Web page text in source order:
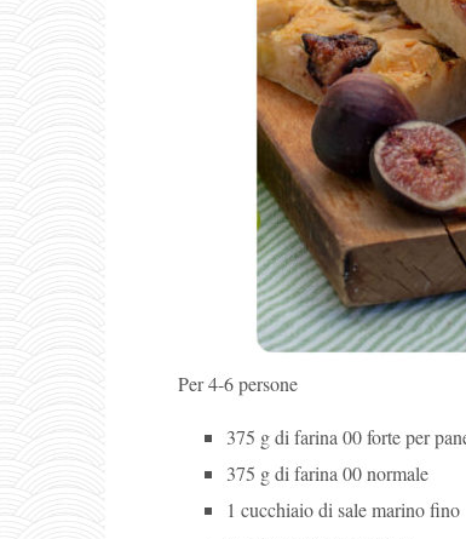
Per 4-6 persone
375 g di farina 00 forte per
375 g di farina 00 normale
1 cucchiaio di sale marino fino